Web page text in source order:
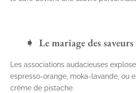
Le mariage des saveurs
Les associations audacieuses
espresso-orange, moka-lavande, ou
crème de pistache.